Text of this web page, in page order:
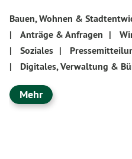
Bauen, Wohnen &
|
Anträge & Anfragen |
|
Soziales |
|
Digitales, Verwaltung &
Mehr